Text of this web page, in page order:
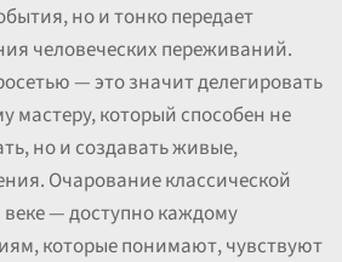
но и тонко передает
человеческих переживаний.
— это значит делегировать
мастеру, который способен не
но и создавать живые,
Очарование классической
— доступно каждому
которые понимают, чувствуют